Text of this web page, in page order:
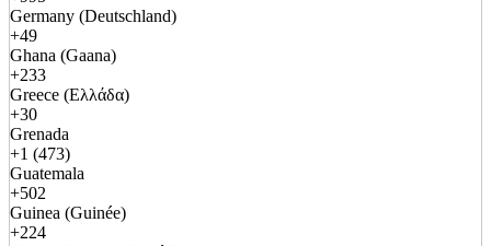
Germany (Deutschland)
+49
Ghana (Gaana)
+233
Greece (Ελλάδα)
+30
Grenada
+1 (473)
Guatemala
+502
Guinea (Guinée)
+224